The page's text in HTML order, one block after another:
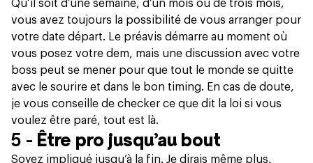
Qu’il soit d’une semaine, d’un mois ou de trois mois,
vous avez toujours la possibilité de vous arranger pour
votre date départ. Le préavis démarre au moment où
vous posez votre dem, mais une discussion avec votre
boss peut se mener pour que tout le monde se quitte
avec le sourire et dans le bon timing. En cas de doute,
je vous conseille de checker ce que dit la loi si vous
voulez être paré, tout est là.
5 - Être pro jusqu’au bout
Soyez impliqué jusqu’à la fin. Je dirais même plus,